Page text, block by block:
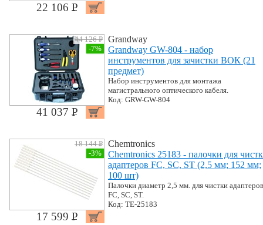
22 106 P УБ.
44 126 PУБ.
-7%
41 037 P УБ.
Grandway
Grandway GW-804 - набор
инструментов для зачистки ВОК (21
предмет)
Набор инструментов для монтажа
магистрального оптического кабеля.
Код: GRW-GW-804
18 144 PУБ.
-3%
17 599 P УБ.
Chemtronics
Chemtronics 25183 - палочки для
адаптеров FC, SC, ST (2,5 мм; 152 мм;
100 шт)
Палочки диаметр 2,5 мм. для чистки адаптеров
FC, SC, ST.
Код: TE-25183